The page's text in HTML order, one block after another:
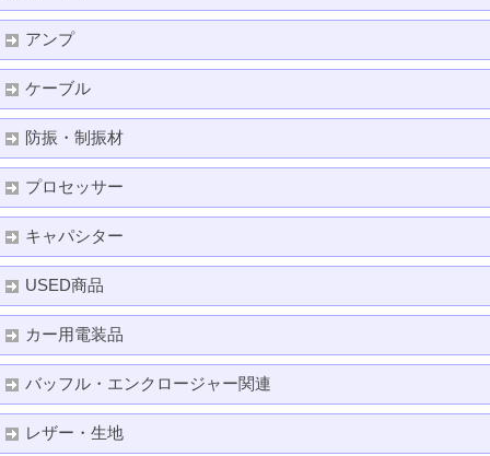
アンプ
ケーブル
防振・制振材
プロセッサー
キャパシター
USED商品
カー用電装品
バッフル・エンクロージャー関連
レザー・生地